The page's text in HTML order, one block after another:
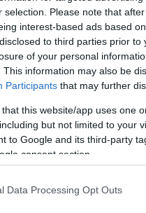
selection. Please note that
interest-based ads based
to third parties prior
of your personal
This information may also be
Participants that may further
that this website/app uses one
but not limited to your
to Google and its third-party
consent section.
Data Processing Opt Outs
Spesso, le
viaggio in anticipo e di
sedia a rotelle
in bus per le persone
esempio laformazione
l’inclusione di
per le persone con